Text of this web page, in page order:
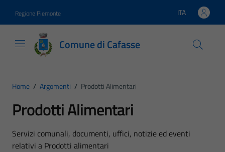
Regione Piemonte Lingua attiva:
ITA
Comune di Cafasse
Home / Argomenti / Prodotti Alimentari
Prodotti Alimentari
Dettagli dell'argomento
Servizi comunali, documenti, uffici, notizie ed eventi
relativi a Prodotti alimentari